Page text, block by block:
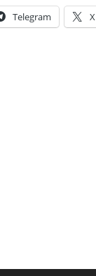
Telegram X